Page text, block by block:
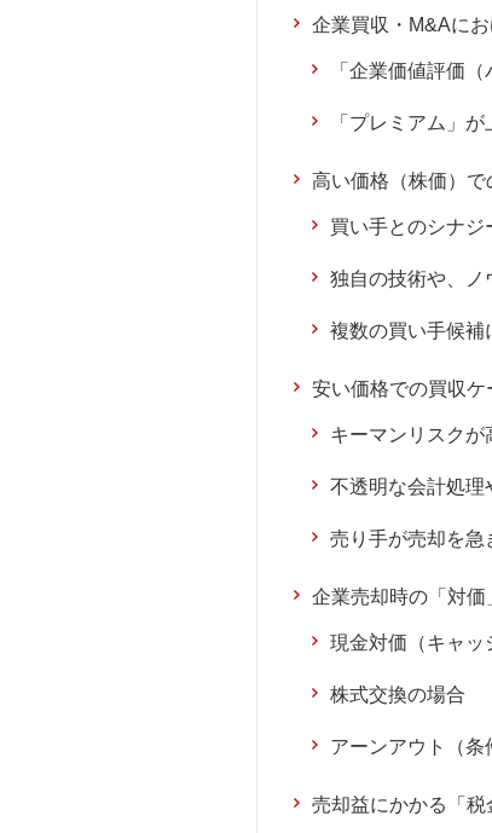
企業買収・M&Aに
「企業価値評価
「プレミアム」
高い価格（株価）
買い手とのシナジ
独自の技術や、ノ
複数の買い手候補
安い価格での買収ケ
キーマンリスクが
不透明な会計処理
売り手が売却を急
企業売却時の「対
現金対価（キャッ
株式交換の場合
アーンアウト（条
売却益にかかる「税